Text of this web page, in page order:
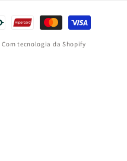
Com tecnologia da Shopify